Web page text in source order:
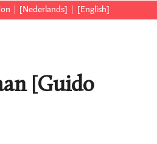
[Nederlands] [English]
[Guido